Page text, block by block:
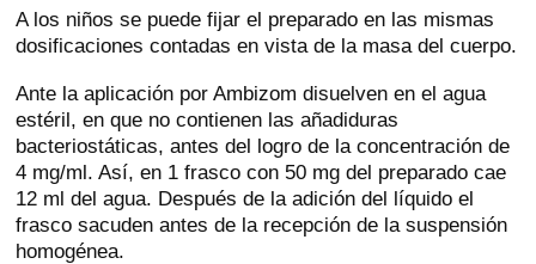
A los niños se puede fijar el preparado en las mismas
dosificaciones contadas en vista de la masa del cuerpo.
Ante la aplicación por Ambizom disuelven en el agua
estéril, en que no contienen las añadiduras
bacteriostáticas, antes del logro de la concentración de
4 mg/ml. Así, en 1 frasco con 50 mg del preparado cae
12 ml del agua. Después de la adición del líquido el
frasco sacuden antes de la recepción de la suspensión
homogénea.